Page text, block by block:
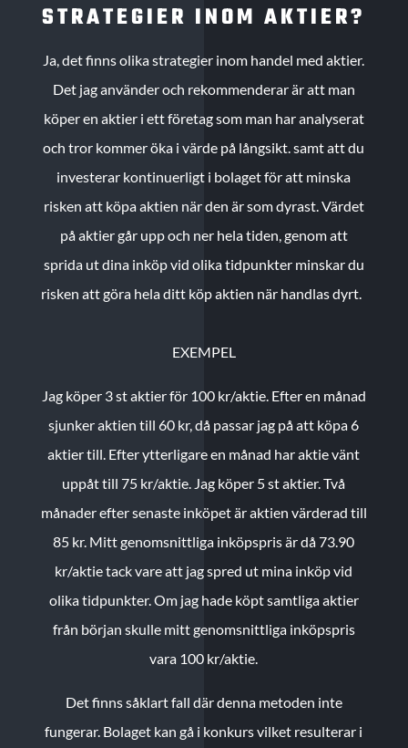
STRATEGIER INOM AKTIER?
Ja, det finns olika strategier inom handel med aktier.
Det jag använder och rekommenderar är att man
köper en aktier i ett företag som man har analyserat
och tror kommer öka i värde på långsikt. samt att du
investerar kontinuerligt i bolaget för att minska
risken att köpa aktien när den är som dyrast. Värdet
på aktier går upp och ner hela tiden, genom att
sprida ut dina inköp vid olika tidpunkter minskar du
risken att göra hela ditt köp aktien när handlas dyrt.
EXEMPEL
Jag köper 3 st aktier för 100 kr/aktie. Efter en månad
sjunker aktien till 60 kr, då passar jag på att köpa 6
aktier till. Efter ytterligare en månad har aktie vänt
uppåt till 75 kr/aktie. Jag köper 5 st aktier.Två
månader efter senaste inköpet är aktien värderad till
85 kr. Mitt genomsnittliga inköpspris är då 73.90
kr/aktie tack vare att jag spred ut mina inköp vid
olika tidpunkter. Om jag hade köpt samtliga aktier
från början skulle mitt genomsnittliga inköpspris
vara 100 kr/aktie.
Det finns såklart fall där denna metoden inte
fungerar. Bolaget kan gå i konkurs vilket resulterar i